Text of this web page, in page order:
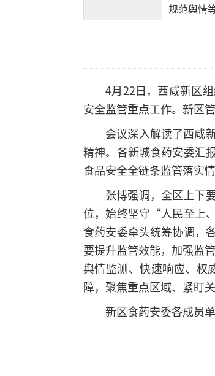
规范舆情
4月22日，西咸新区
安全监管重点工作。新区
会议深入解读了西咸
精神。各新城食药安委汇
食品安全全链条监管落实
张博强调，全区上下
位，始终坚守“人民至上
食药安委牵头统筹协调
要提升监管效能，加强监
舆情监测、快速响应、
障，聚焦重点区域、紧盯
新区食药安委各成员